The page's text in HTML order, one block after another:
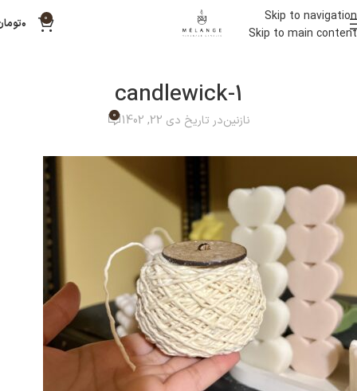
Skip to navigation
Skip to main content
0 ۰
candlewick-1
نازنیندر تاریخ دی 22, 1402 0